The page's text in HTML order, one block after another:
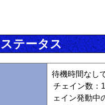
ステータス
待機時間なし
チェイン数：
ェイン発動中